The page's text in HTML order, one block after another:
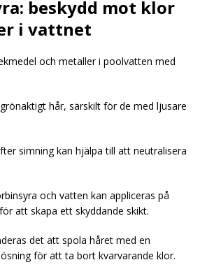
beskydd mot klor
i vattnet
och metaller i poolvatten med
hår, särskilt för de med ljusare
simning kan hjälpa till att neutralisera
och vatten kan appliceras på
att skapa ett skyddande skikt.
det att spola håret med en
för att ta bort kvarvarande klor.